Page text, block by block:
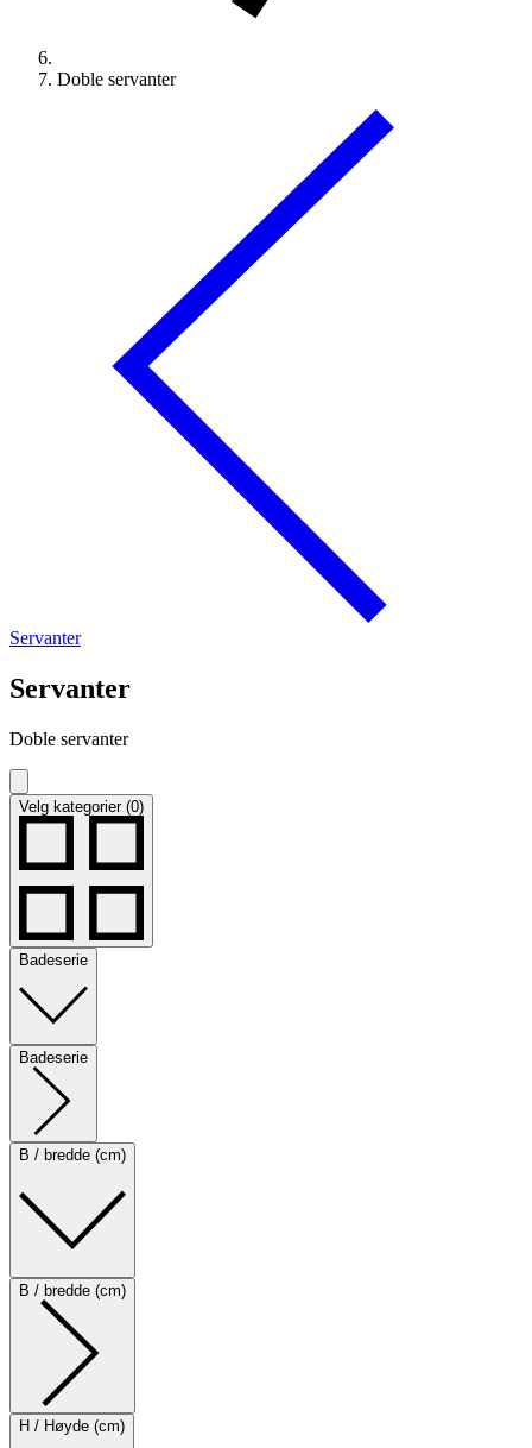
Doble servanter
Servanter
Servanter
Doble servanter
Velg kategorier (0)
Badeserie
Badeserie
B / bredde (cm)
B / bredde (cm)
H / Høyde (cm)